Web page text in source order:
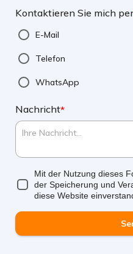
Kontaktieren Sie mich per
E-Mail
Telefon
WhatsApp
Nachricht*
Mit der Nutzung dieses
der Speicherung und
diese Website